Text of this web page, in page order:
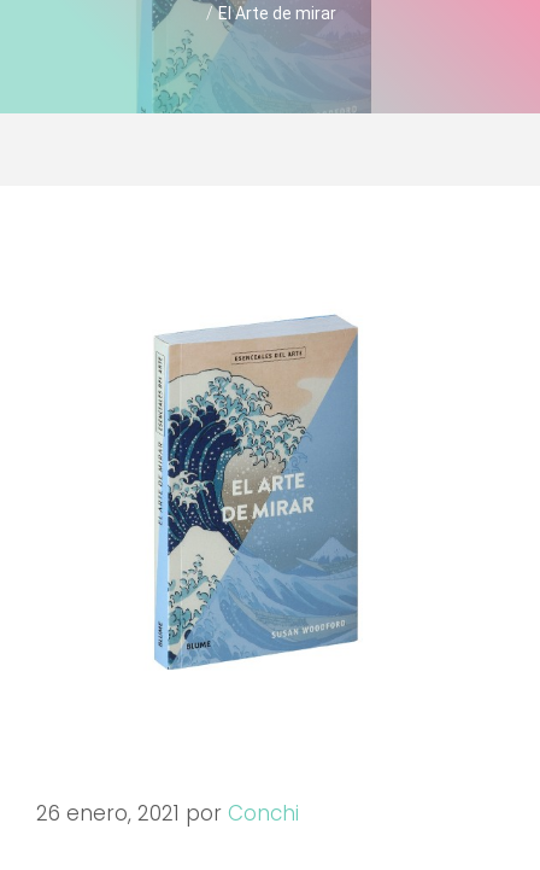
/ El Arte de mirar
26 enero, 2021 por Conchi